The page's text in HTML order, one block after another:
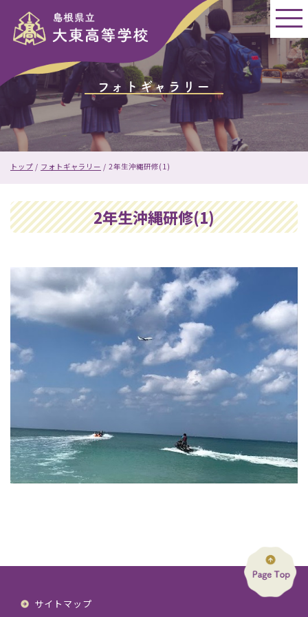
フォトギャラリー
現
位
置：
トップ / フォトギャラリー / 2年生沖縄研修(1)
2年生沖縄研修(1)
サイトマップ